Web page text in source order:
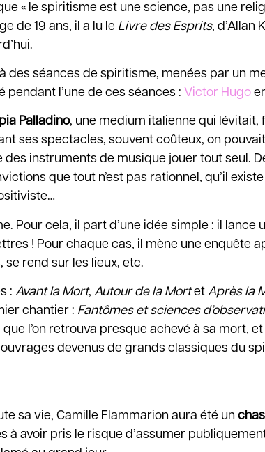
« le spiritisme est une science, pas une
de 19 ans, il a lu le Livre des Esprits, d’Allan
séances de spiritisme, menées par un
pendant l’une de ces séances : Victor Hugo
Palladino, une medium italienne qui lévitait,
ses spectacles, souvent coûteux, on
instruments de musique jouer tout seul.
que tout n’est pas rationnel, qu’il
Pour cela, il part d’une idée simple : il lance
! Pour chaque cas, il mène une enquête
rend sur les lieux, etc.
: Avant la Mort, Autour de la Mortet Après la
chantier : Fantômes et sciences
l’on retrouva presque achevé à sa mort,
devenus de grands classiques du
sa vie, Camille Flammarion aura été un
à avoir pris le risque d’assumer